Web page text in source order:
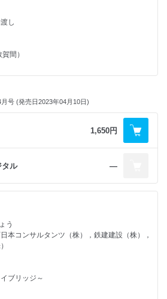
向けた取組み
耐震補強
/徳橋 亮治/川田 隆夫/姫野 岳彦
と応答
彦/今西 修久/木野村 宏昭/井手 和也
ドーズド橋の耐震設計
（仮称） ─
/中積 健一/川根 昌也/小平 健太
摩擦型ダンパーの実装
佑
橋梁耐震補強事業等 ─
/馬場 健司/大根田 俊平/萩原 裕樹
クールで部門賞（一般部門）を受賞 ─
ィー開催される
きたい 橋梁メンテナンスのための構造工学
は忘れたころにやってくる ～
也/橋本 周弥/桜谷 忠史/齊藤 蓮
鎌倉時代の旧相模川橋脚
」決まる
で
し
間）
の概要
ストラドーズド橋 ─ 北陸新幹線 細坪架道
したフルプレキャストラーメン高架橋の施工
橋 ─
/三倉 寛明
橋の設計・施工
号 (発売日2023年04月10日)
1,650円
タル ―
う
本コンサルタンツ（株），鉄建建設（株），
ブリッジ～